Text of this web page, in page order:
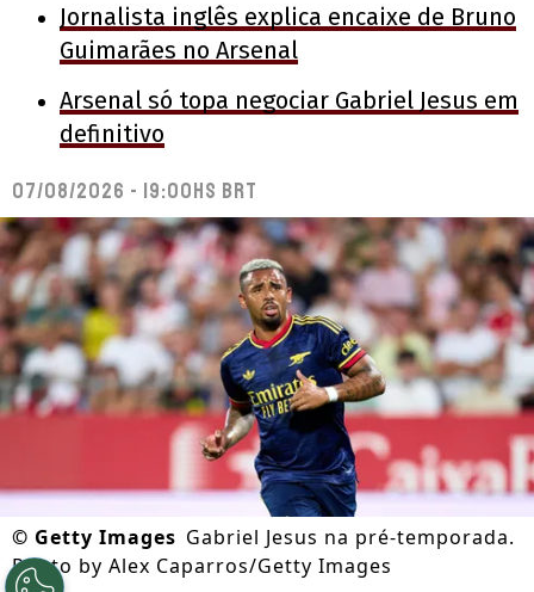
Jornalista inglês explica encaixe de Bruno
Guimarães no Arsenal
Arsenal só topa negociar Gabriel Jesus em
definitivo
07/08/2026 - 19:00hs BRT
© Getty Images Gabriel Jesus na pré-temporada.
Photo by Alex Caparros/Getty Images